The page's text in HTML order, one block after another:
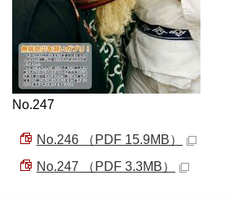
No.247
No.246 （PDF 15.9MB）
No.247 （PDF 3.3MB）